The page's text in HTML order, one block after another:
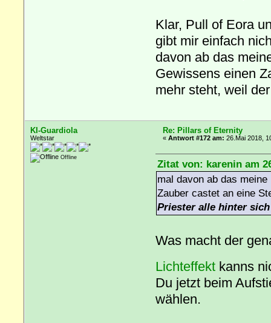
Klar, Pull of Eora
gibt mir einfach
davon ab das
Gewissens einen
mehr steht, weil
KI-Guardiola
Weltstar
Offline
Re: Pillars of Eternity
«Antwort #172 am: 26.Mai 2018,
Zitat von: karenin am
mal davon ab das
Zauber castet an eine
Priester alle hinter
Was macht der
Lichteffektkanns
Du jetzt beim
wählen.